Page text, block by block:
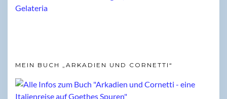
MEIN BUCH „ARKADIEN UND CORNETTI“